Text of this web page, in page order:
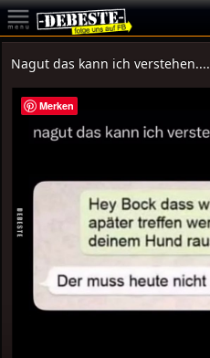
Nagut das kann ich verstehen....
Merken